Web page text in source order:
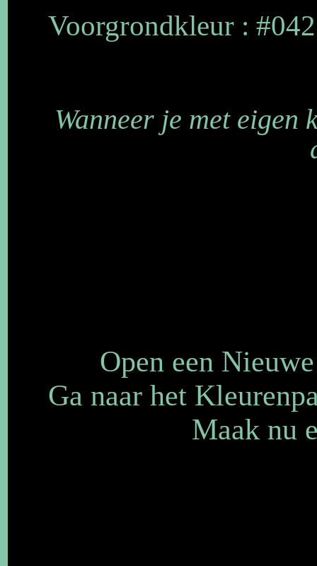
Voorgrondkleur :
Wanneer je met eigen
Open een
Ga naar het
Maak nu